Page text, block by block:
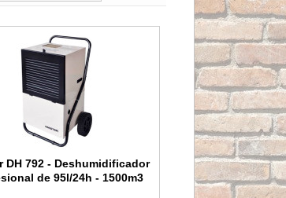
profesional de 45l/24h
DH 792 - Deshumidificador
de 95l/24h - 1500m3
792 - Deshumidificador profesional de 95l/24h -